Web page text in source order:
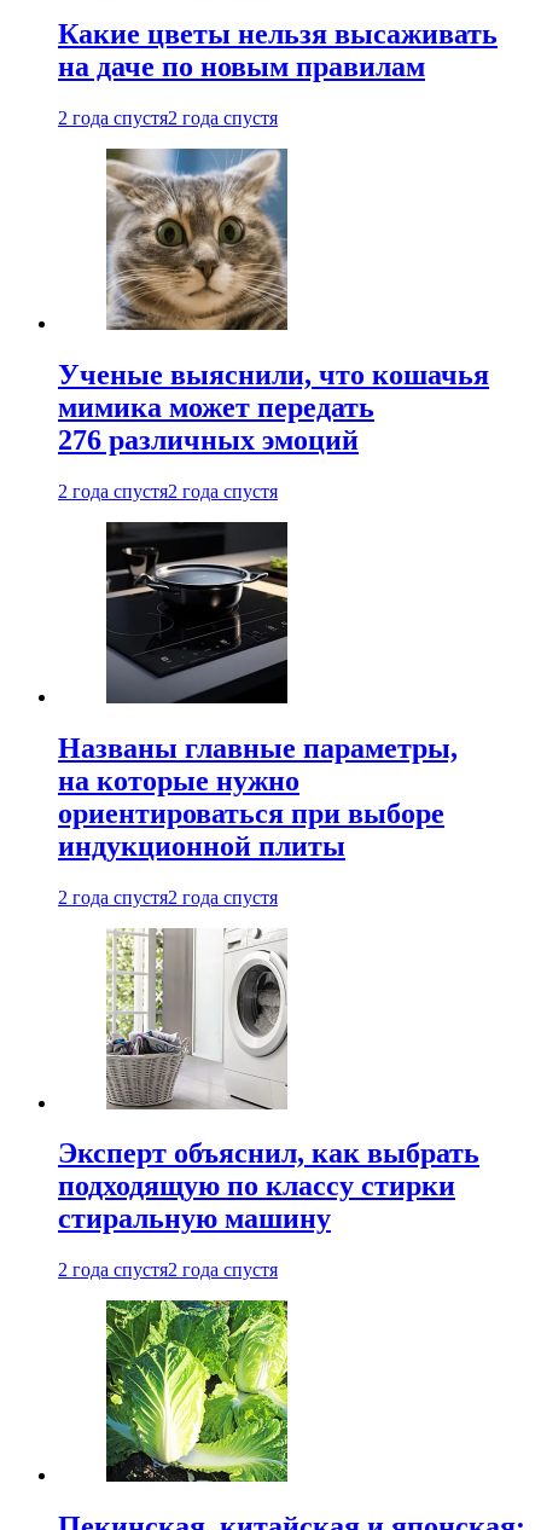
Какие цветы нельзя высаживать
на даче по новым правилам
2 года спустя2 года спустя
Ученые выяснили, что кошачья
мимика может передать
276 различных эмоций
2 года спустя2 года спустя
Названы главные параметры,
на которые нужно
ориентироваться при выборе
индукционной плиты
2 года спустя2 года спустя
Эксперт объяснил, как выбрать
подходящую по классу стирки
стиральную машину
2 года спустя2 года спустя